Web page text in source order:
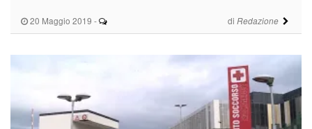
20 Maggio 2019 - di Redazione